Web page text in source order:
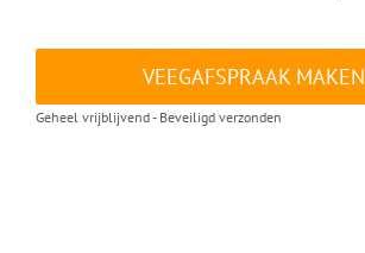
VEEGAFSPRAAK MAKEN
Geheel vrijblijvend - Beveiligd verzonden